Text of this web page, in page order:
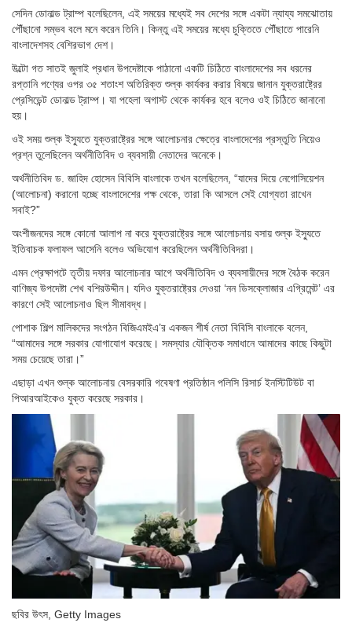
সেদিন ডোনাল্ড ট্রাম্প বলেছিলেন, এই সময়ের মধ্যেই সব দেশের সঙ্গে একটা ন্যায্য সমঝোতায়
পৌঁছানো সম্ভব বলে মনে করেন তিনি। কিন্তু এই সময়ের মধ্যে চুক্তিতে পৌঁছাতে পারেনি
বাংলাদেশসহ বেশিরভাগ দেশ।
উল্টো গত সাতই জুলাই প্রধান উপদেষ্টাকে পাঠানো একটি চিঠিতে বাংলাদেশের সব ধরনের
রপ্তানি পণ্যের ওপর ৩৫ শতাংশ অতিরিক্ত শুল্ক কার্যকর করার বিষয়ে জানান যুক্তরাষ্ট্রের
প্রেসিডেন্ট ডোনাল্ড ট্রাম্প। যা পহেলা অগাস্ট থেকে কার্যকর হবে বলেও ওই চিঠিতে জানানো
হয়।
ওই সময় শুল্ক ইস্যুতে যুক্তরাষ্ট্রের সঙ্গে আলোচনার ক্ষেত্রে বাংলাদেশের প্রস্তুতি নিয়েও
প্রশ্ন তুলেছিলেন অর্থনীতিবিদ ও ব্যবসায়ী নেতাদের অনেকে।
অর্থনীতিবিদ ড. জাহিদ হোসেন বিবিসি বাংলাকে তখন বলেছিলেন, “যাদের দিয়ে নেগোসিয়েশন
(আলোচনা) করানো হচ্ছে বাংলাদেশের পক্ষ থেকে, তারা কি আসলে সেই যোগ্যতা রাখেন
সবাই?”
অংশীজনদের সঙ্গে কোনো আলাপ না করে যুক্তরাষ্ট্রের সঙ্গে আলোচনায় বসায় শুল্ক ইস্যুতে
ইতিবাচক ফলাফল আসেনি বলেও অভিযোগ করেছিলেন অর্থনীতিবিদরা।
এমন প্রেক্ষাপটে তৃতীয় দফার আলোচনার আগে অর্থনীতিবিদ ও ব্যবসায়ীদের সঙ্গে বৈঠক করেন
বাণিজ্য উপদেষ্টা শেখ বশিরউদ্দীন। যদিও যুক্তরাষ্ট্রের দেওয়া ‘নন ডিসক্লোজার এগ্রিমেন্ট’ এর
কারণে সেই আলোচনাও ছিল সীমাবদ্ধ।
পোশাক শিল্প মালিকদের সংগঠন বিজিএমইএ’র একজন শীর্ষ নেতা বিবিসি বাংলাকে বলেন,
“আমাদের সঙ্গে সরকার যোগাযোগ করেছে। সমস্যার যৌক্তিক সমাধানে আমাদের কাছে কিছুটা
সময় চেয়েছে তারা।”
এছাড়া এখন শুল্ক আলোচনায় বেসরকারি গবেষণা প্রতিষ্ঠান পলিসি রিসার্চ ইনস্টিটিউট বা
পিআরআইকেও যুক্ত করেছে সরকার।
ছবির উৎস, Getty Images